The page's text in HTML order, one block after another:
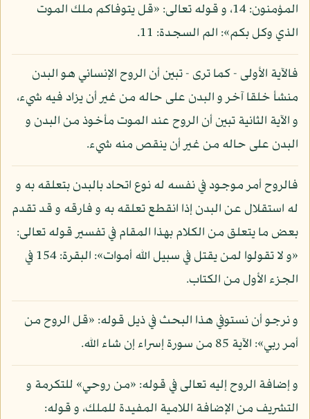
المؤمنون: 14، و قوله تعالى: «قل يتوفاكم ملك الموت
الذي وكل بكم»: الم السجدة: 11.
فالآية الأولى - كما ترى - تبين أن الروح الإنساني هو البدن
منشأ خلقا آخر و البدن على حاله من غير أن يزاد فيه شيء،
و الآية الثانية تبين أن الروح عند الموت مأخوذ من البدن و
البدن على حاله من غير أن ينقص منه شيء.
فالروح أمر موجود في نفسه له نوع اتحاد بالبدن بتعلقه به و
له استقلال عن البدن إذا انقطع تعلقه به و فارقه و قد تقدم
بعض ما يتعلق من الكلام بهذا المقام في تفسير قوله تعالى:
«و لا تقولوا لمن يقتل في سبيل الله أموات»: البقرة: 154 في
الجزء الأول من الكتاب.
و نرجو أن نستوفي هذا البحث في ذيل قوله: «قل الروح من
أمر ربي»: الآية 85 من سورة إسراء إن شاء الله.
و إضافة الروح إليه تعالى في قوله: «من روحي» للتكرمة و
التشريف من الإضافة اللامية المفيدة للملك، و قوله: